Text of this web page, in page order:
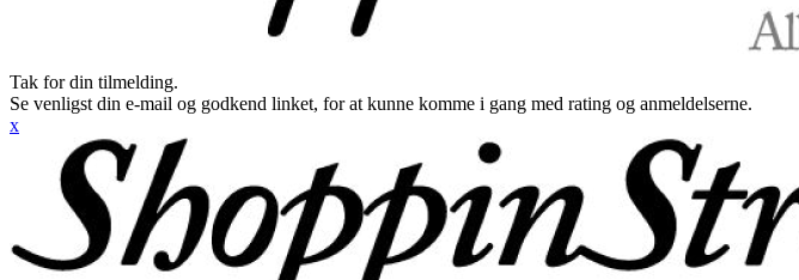
Tak for din tilmelding.
Se venligst din e-mail og godkend linket, for at kunne komme i gang med rating og anmeldelserne.
x